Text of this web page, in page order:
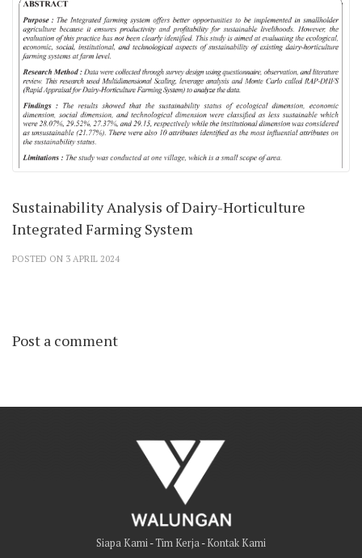
Sustainability Analysis of Dairy-Horticulture
Integrated Farming System
POSTED ON 3 APRIL 2024
Post a comment
Siapa Kami-Tim Kerja-Kontak Kami